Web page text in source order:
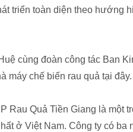
triển toàn diện theo hướng
cùng đoàn công tác Ban
máy chế biến rau quả tại đây.
Rau Quả Tiền Giang là một
ở Việt Nam. Công ty có ba